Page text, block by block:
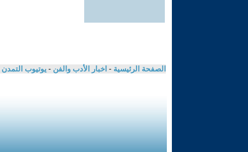
الصفحة الرئيسية - اخبار الأدب والفن - يوتيوب التمدن